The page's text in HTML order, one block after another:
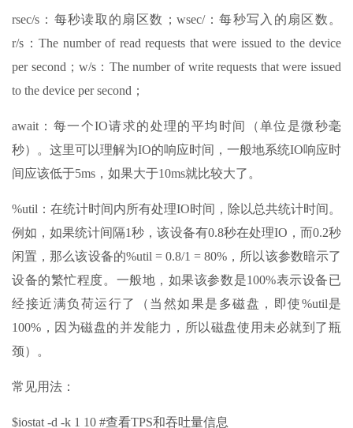
rsec/s：每秒读取的扇区数；wsec/：每秒写入的扇区数。
r/s：The number of read requests that were issued to the device
per second；w/s：The number of write requests that were issued
to the device per second；
await：每一个IO请求的处理的平均时间（单位是微秒毫
秒）。这里可以理解为IO的响应时间，一般地系统IO响应时
间应该低于5ms，如果大于10ms就比较大了。
%util：在统计时间内所有处理IO时间，除以总共统计时间。
例如，如果统计间隔1秒，该设备有0.8秒在处理IO，而0.2秒
闲置，那么该设备的%util = 0.8/1 = 80%，所以该参数暗示了
设备的繁忙程度。一般地，如果该参数是100%表示设备已
经接近满负荷运行了（当然如果是多磁盘，即使%util是
100%，因为磁盘的并发能力，所以磁盘使用未必就到了瓶
颈）。
常见用法：
$iostat -d -k 1 10 #查看TPS和吞吐量信息